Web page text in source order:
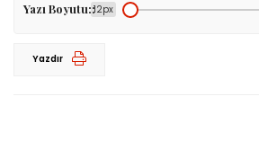
Yazı Boyutu::12px
Yazdır